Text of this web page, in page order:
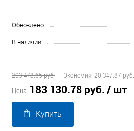
Обновлено
В наличии
203 478.65 руб. Экономия: 20 347.87 руб.
Цена: 183 130.78 руб. / шт
Купить